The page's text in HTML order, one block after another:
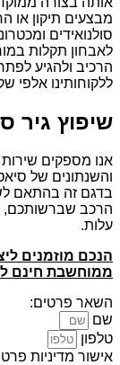
מבצעים תיקון או
לאבחון תקלות
הרכיב ולהגיע
ללקוחותינו אלפי
שיפוץ גיר
אנו מספקים
והשנתונים של
בדגם זה בהתאם
הרכב שברשותכם,
עלות.
הנכם מוזמנים
ממוחשבת חינם ל
השאר פרטים:
שם
טלפון
אישור מדיניות